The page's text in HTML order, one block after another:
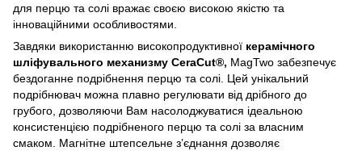
для перцю та солі вражає своєю високою якістю та
інноваційними особливостями.
Завдяки використанню високопродуктивної керамічного
шліфувального механизму CeraCut®, MagTwo забезпечує
бездоганне подрібнення перцю та солі. Цей унікальний
подрібнювач можна плавно регулювати від дрібного до
грубого, дозволяючи Вам насолоджуватися ідеальною
консистенцією подрібненого перцю та солі за власним
смаком. Магнітне штепсельне з’єднання дозволяє